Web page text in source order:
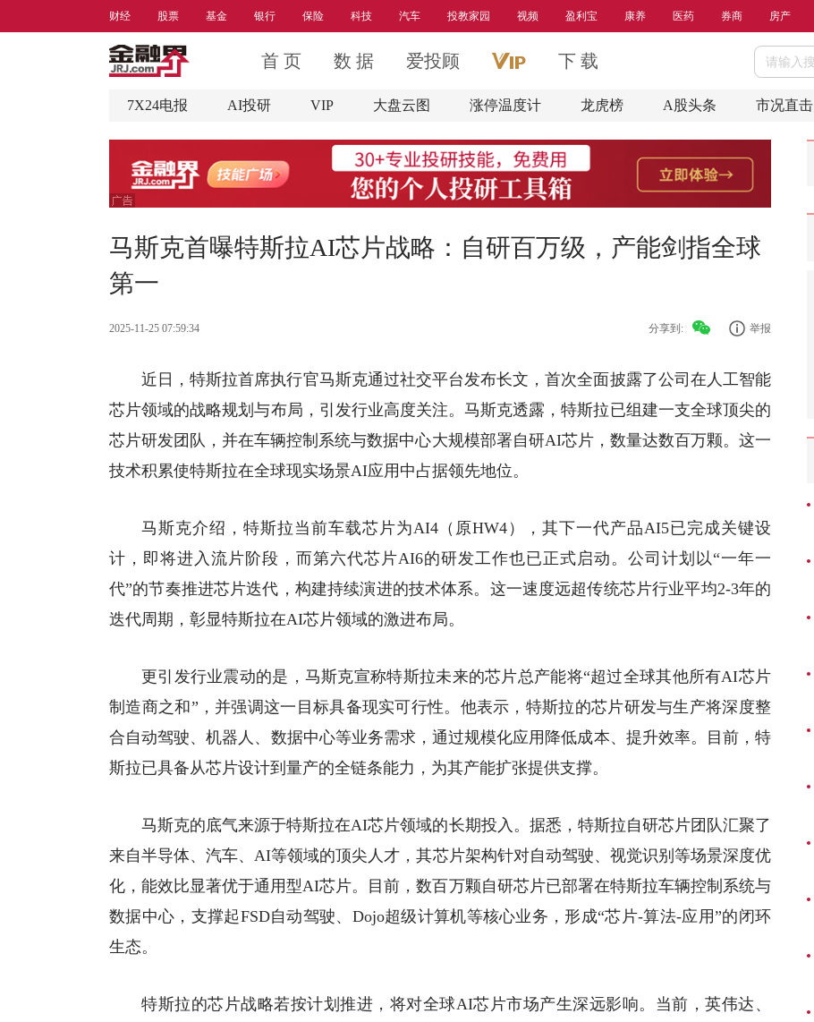
财经 股票 基金 银行 保险 科技 汽车 投教家园 视频 盈利宝 康养 医药 券商 房产
首 页 数 据 爱投顾 下 载
7X24电报 AI投研 VIP 大盘云图 涨停温度计 龙虎榜 A股头条 市况直击
马斯克首曝特斯拉AI芯片战略：自研百万级，产能剑指全球
第一
2025-11-25 07:59:34 分享到: 举报
近日，特斯拉首席执行官马斯克通过社交平台发布长文，首次全面披露了公司在 人工智能
芯片领域的战略规划与布局，引发行业高度关注。马斯克透露，特斯拉已组建一支全球顶尖的
芯片研发团队，并在车辆控制系统与数据中心大规模部署自研AI芯片，数量达数百万颗。这一
技术积累使特斯拉在全球现实场景AI应用中占据领先地位。
马斯克介绍，特斯拉当前车载芯片为AI4（原HW4），其下一代产品AI5已完成关键设
计，即将进入流片阶段，而第六代芯片AI6的研发工作也已正式启动。公司计划以“一年一
代”的节奏推进芯片迭代，构建持续演进的技术体系。这一速度远超传统芯片行业平均2-3年的
迭代周期，彰显特斯拉在AI芯片领域的激进布局。
更引发行业震动的是，马斯克宣称特斯拉未来的芯片总产能将“超过全球其他所有AI芯片
制造商之和”，并强调这一目标具备现实可行性。他表示，特斯拉的芯片研发与生产将深度整
合自动驾驶、机器人 、数据中心等业务需求，通过规模化应用降低成本、提升效率。目前，特
斯拉已具备从芯片设计到量产的全链条能力，为其产能扩张提供支撑。
马斯克的底气来源于特斯拉在AI芯片领域的长期投入。据悉，特斯拉自研芯片团队汇聚了
来自半导体、汽车、AI等领域的顶尖人才，其芯片架构针对自动驾驶、视觉识别等场景深度优
化，能效比显著优于通用型AI芯片。目前，数百万颗自研芯片已部署在特斯拉车辆控制系统与
数据中心，支撑起FSD自动驾驶、Dojo超级计算机等核心业务，形成“芯片-算法-应用”的闭环
生态。
特斯拉的芯片战略若按计划推进，将对全球AI芯片市场产生深远影响。当前，英伟达、